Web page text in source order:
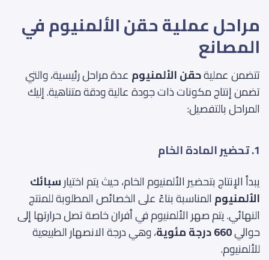
مراحل عملية حقن الألمنيوم في
المصانع
تتضمن عمليةحقن الألمنيوم عدة مراحل رئيسية، والتي
تضمن إنتاج مكونات ذات جودة عالية ودقة متناهية. إليك
المراحل بالتفصيل:
1. تحضير المادة الخام
يبدأ الإنتاج بتحضير الألمنيوم الخام، حيث يتم اختيارسبائك
الألمنيوم المناسبة بناءً على الخصائص المطلوبة للمنتج
النهائي. يتم صهر الألمنيوم في أفران خاصة تصل حرارتها إلى
حوالي660 درجة مئوية
، وهي درجة الانصهار الطبيعية
للألمنيوم.